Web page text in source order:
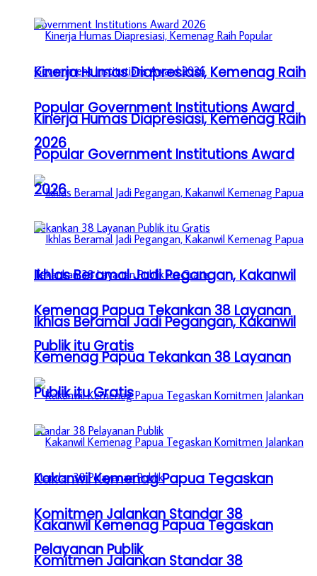
Kinerja Humas Diapresiasi, Kemenag Raih
Popular Government Institutions Award
2026
Ikhlas Beramal Jadi Pegangan, Kakanwil
Kemenag Papua Tekankan 38 Layanan
Publik itu Gratis
Kakanwil Kemenag Papua Tegaskan
Komitmen Jalankan Standar 38
Pelayanan Publik
Kinerja Humas Diapresiasi, Kemenag Raih
Popular Government Institutions Award
2026
Ikhlas Beramal Jadi Pegangan, Kakanwil
Kemenag Papua Tekankan 38 Layanan
Publik itu Gratis
Kakanwil Kemenag Papua Tegaskan
Komitmen Jalankan Standar 38